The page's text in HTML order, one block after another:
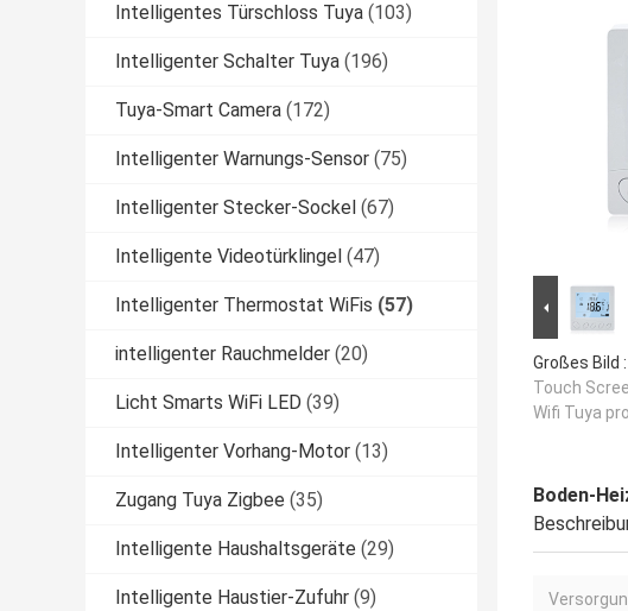
Intelligentes Türschloss Tuya (103)
Intelligenter Schalter Tuya (196)
Tuya-Smart Camera (172)
Intelligenter Warnungs-Sensor (75)
Intelligenter Stecker-Sockel (67)
Intelligente Videotürklingel (47)
Intelligenter Thermostat WiFis (57)
intelligenter Rauchmelder (20)
Licht Smarts WiFi LED (39)
Intelligenter Vorhang-Motor (13)
Zugang Tuya Zigbee (35)
Intelligente Haushaltsgeräte (29)
Intelligente Haustier-Zufuhr (9)
Großes Bild :
Touch
Wifi Tuya
Boden-